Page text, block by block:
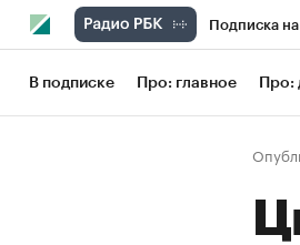
Подписка
Школа
Рынок
В подписке Про: главное Про: